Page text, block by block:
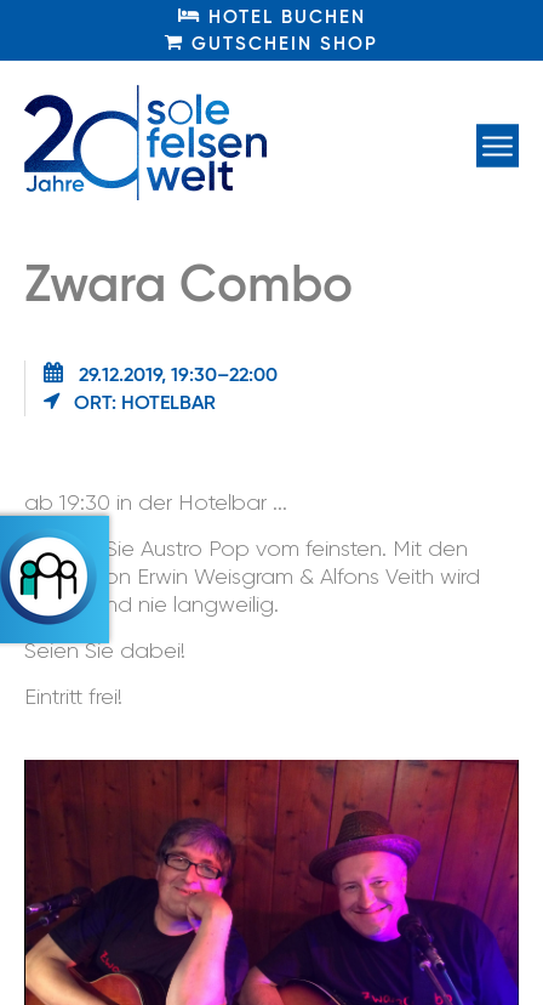
HOTEL BUCHEN
GUTSCHEIN SHOP
Zwara Combo
29.12.2019, 19:30–22:00
ORT: HOTELBAR
ab 19:30 in der Hotelbar ...
Erleben Sie Austro Pop vom feinsten. Mit den
Songs von Erwin Weisgram & Alfons Veith wird
der Abend nie langweilig.
Seien Sie dabei!
Eintritt frei!
HOTEL BUCHEN
GUTSCHEIN SHOP